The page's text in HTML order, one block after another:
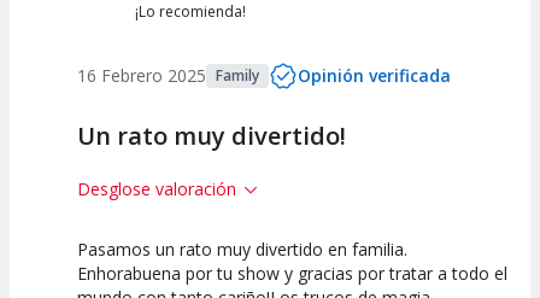
¡Lo recomienda!
16 Febrero 2025 Family Opinión verificada
Un rato muy divertido!
Desglose valoración
10 10 10
Pasamos un rato muy divertido en familia.
Enhorabuena por tu show y gracias por tratar a todo el